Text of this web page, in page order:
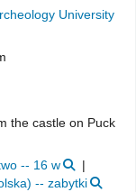
University
the castle on Puck
-- 16 w
-- zabytki